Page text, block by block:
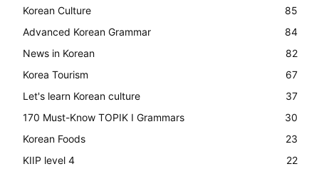
Korean Culture
85
Advanced Korean Grammar
84
News in Korean
82
Korea Tourism
67
Let's learn Korean culture
37
170 Must-Know TOPIK I Grammars
30
Korean Foods
23
KIIP level 4
22